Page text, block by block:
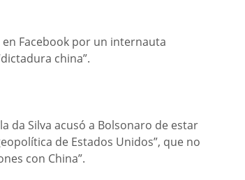
Facebook por un internauta
china”.
da Silva acusó a Bolsonaro de estar
de Estados Unidos”, que no
con China”.